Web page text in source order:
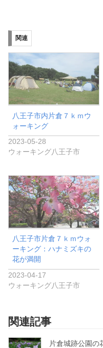
関連
八王子市内片倉７ｋｍウ
ォーキング
2023-05-28
ウォーキング八王子市
八王子市片倉７ｋｍウォ
ーキング：ハナミズキの
花が満開
2023-04-17
ウォーキング八王子市
関連記事
片倉城跡公園の